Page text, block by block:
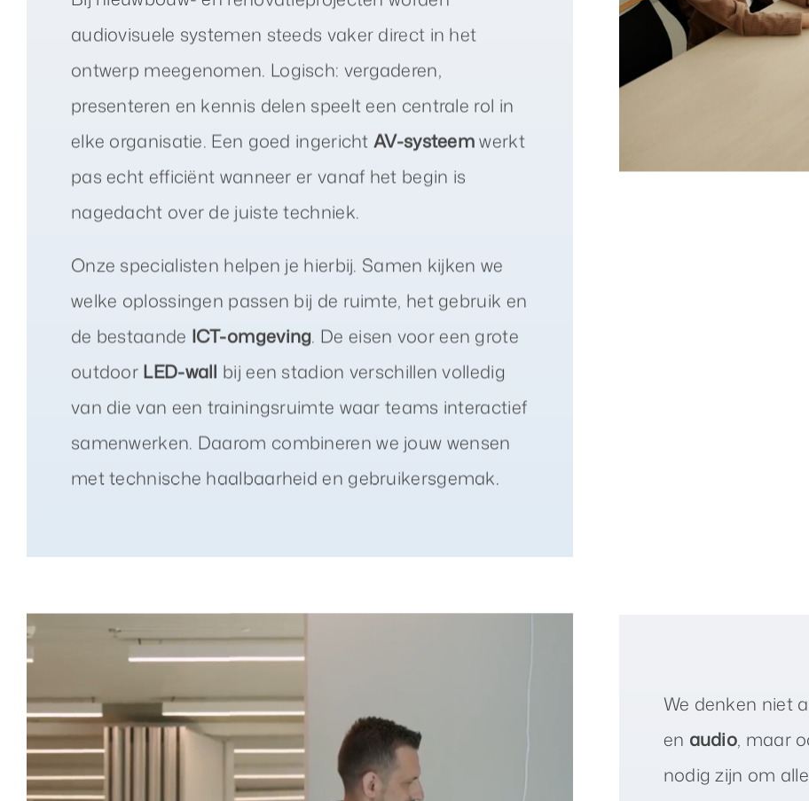
audiovisuele systemen steeds vaker direct in het
ontwerp meegenomen. Logisch: vergaderen,
presenteren en kennis delen speelt een centrale rol in
elke organisatie. Een goed ingerichtAV-systeemwerkt
pas echt efficiënt wanneer er vanaf het begin is
nagedacht over de juiste techniek.
Onze specialisten helpen je hierbij. Samen kijken we
welke oplossingen passen bij de ruimte, het gebruik en
de bestaande ICT-omgeving. De eisen voor een grote
outdoor LED-wall bij een stadion verschillen volledig
van die van een trainingsruimte waar teams interactief
samenwerken. Daarom combineren we jouw wensen
met technische haalbaarheid en gebruikersgemak.
We denken niet
en audio, maar
nodig zijn om